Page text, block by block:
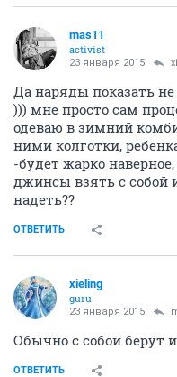
mas11
activist
23 января 2015
Да наряды показать
))) мне просто сам
одеваю в зимний
ними колготки,
-будет жарко
джинсы взять с собой
надеть??
ОТВЕТИТЬ
xieling
guru
23 января 2015
Обычно с собой берут
ОТВЕТИТЬ